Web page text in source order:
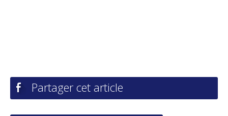
Partager cet article